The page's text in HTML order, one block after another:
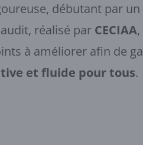
débutant par un
réalisé par CECIAA
à améliorer afin de
et fluide pour tous.